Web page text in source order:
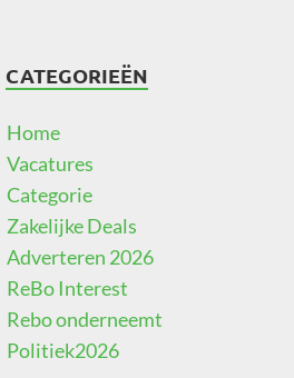
CATEGORIEËN
Home
Vacatures
Categorie
Zakelijke Deals
Adverteren 2026
ReBo Interest
Rebo onderneemt
Politiek2026